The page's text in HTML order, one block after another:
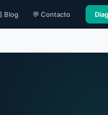
Blog 💬 Contacto